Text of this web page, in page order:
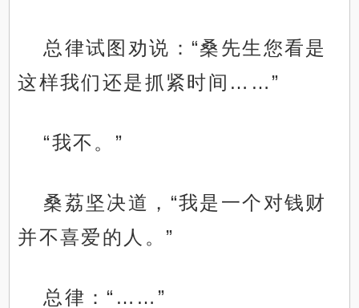
总律试图劝说：“桑先生您看是
这样我们还是抓紧时间……”
“我不。”
桑荔坚决道，“我是一个对钱财
并不喜爱的人。”
总律：“……”